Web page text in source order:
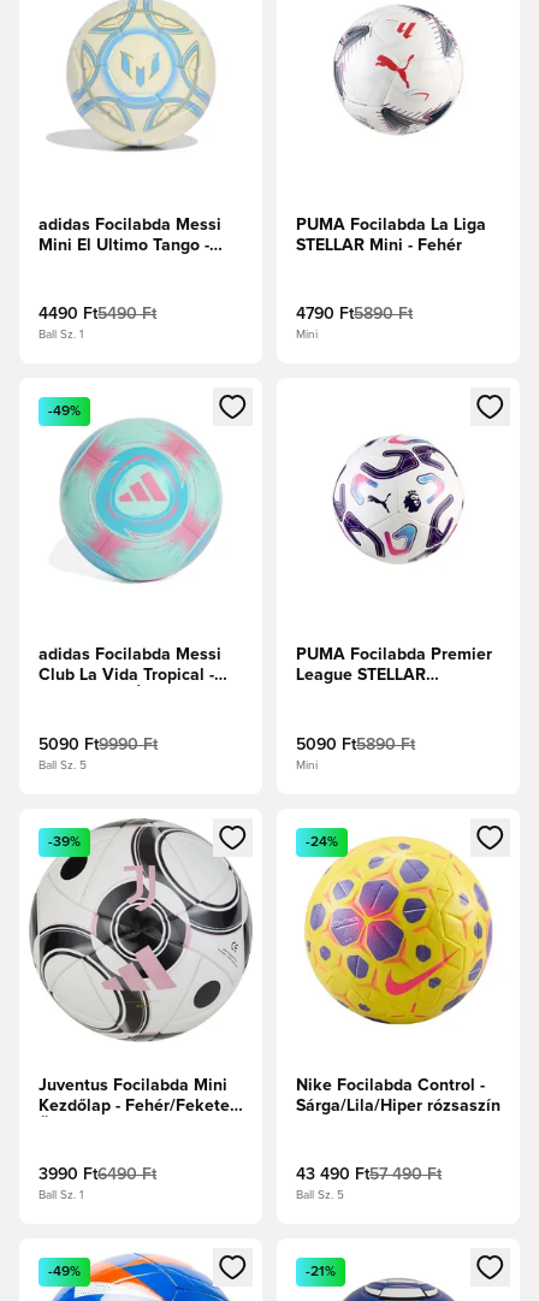
adidas Focilabda Messi
Mini El Ultimo Tango -
4490 Ft5490 Ft
Ball Sz. 1
PUMA Focilabda La Liga
STELLAR Mini - Fehér
4790 Ft5890 Ft
Mini
Megnyit egy modált a bejelentkezéshez vagy a tagként
-49%
adidas Focilabda Messi
Club La Vida Tropical -
5090 Ft9990 Ft
Ball Sz. 5
Megnyit egy modált a
PUMA Focilabda Premier
League STELLAR
5090 Ft5890 Ft
Mini
Megnyit egy modált a bejelentkezéshez vagy a tagként
-39%
Juventus Focilabda Mini
Kezdőlap - Fehér/Fekete/
3990 Ft6490 Ft
Ball Sz. 1
Megnyit egy modált a
-24%
Nike Focilabda Control -
Sárga/Lila/Hiper rózsaszín
43 490 Ft57 490 Ft
Ball Sz. 5
Megnyit egy modált a bejelentkezéshez vagy a tagként
-49%
Megnyit egy modált a
-21%